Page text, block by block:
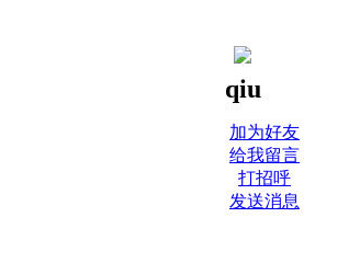
qiu
加为好友
给我留言
打招呼
发送消息